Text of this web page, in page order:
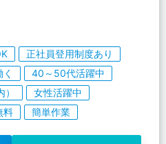
正社員登用制度あり
40～50代活躍中
女性活躍中
料 簡単作業